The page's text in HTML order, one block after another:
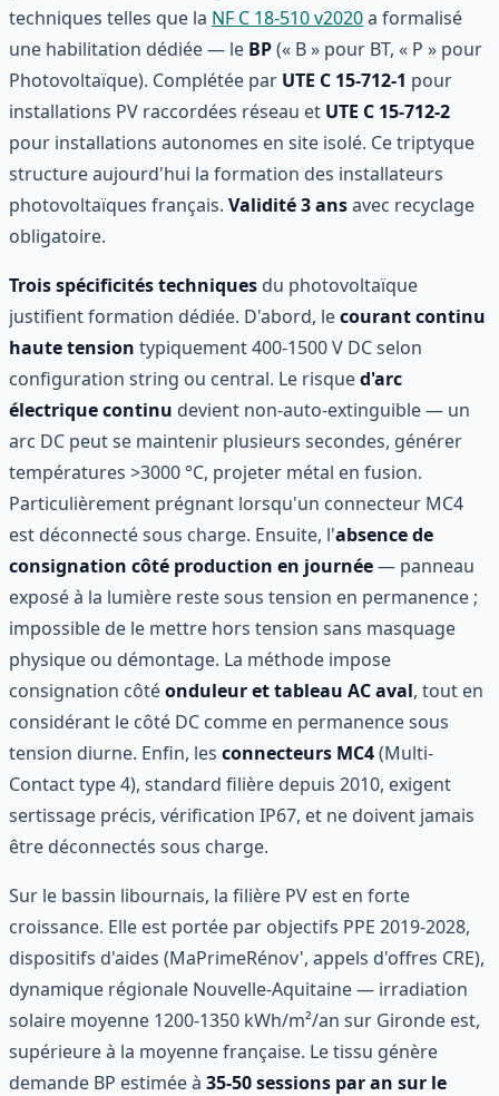
techniques telles que la NF C 18-510 v2020a formalisé
une habilitation dédiée — le BP(« B » pour BT, « P » pour
Photovoltaïque). Complétée par UTE C 15-712-1 pour
installations PV raccordées réseau et UTE C 15-712-2
pour installations autonomes en site isolé. Ce triptyque
structure aujourd'hui la formation des installateurs
photovoltaïques français. Validité 3 ansavec recyclage
obligatoire.
Trois spécificités techniques du photovoltaïque
justifient formation dédiée. D'abord, lecourant continu
haute tension typiquement 400-1500 V DC selon
configuration string ou central. Le risqued'arc
électrique continu devient non-auto-extinguible — un
arc DC peut se maintenir plusieurs secondes, générer
températures >3000 °C, projeter métal en fusion.
Particulièrement prégnant lorsqu'un connecteur MC4
est déconnecté sous charge. Ensuite, l'absence de
consignation côté production en journée— panneau
exposé à la lumière reste sous tension en permanence ;
impossible de le mettre hors tension sans masquage
physique ou démontage. La méthode impose
consignation côtéonduleur et tableau AC aval, tout en
considérant le côté DC comme en permanence sous
tension diurne. Enfin, les connecteurs MC4(Multi-
Contact type 4), standard filière depuis 2010, exigent
sertissage précis, vérification IP67, et ne doivent jamais
être déconnectés sous charge.
Sur le bassin libournais, la filière PV est en forte
croissance. Elle est portée par objectifs PPE 2019-2028,
dispositifs d'aides (MaPrimeRénov', appels d'offres CRE),
dynamique régionale Nouvelle-Aquitaine — irradiation
solaire moyenne 1200-1350 kWh/m²/an sur Gironde est,
supérieure à la moyenne française. Le tissu génère
demande BP estimée à 35-50 sessions par an sur le